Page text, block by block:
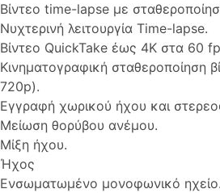
Βίντεο time-lapse με
Νυχτερινή λειτουργία Time-lapse.
Βίντεο QuickTake έως 4K στα 60
Κινηματογραφική σταθεροποίηση
720p).
Εγγραφή χωρικού ήχου και
Μείωση θορύβου ανέμου.
Μίξη ήχου.
Ήχος
Ενσωματωμένο μονοφωνικό ηχείο.